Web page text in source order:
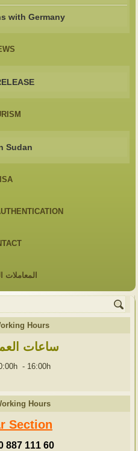
with Germany
Sudan
المعاملات
Hours
ساعات
- 16:00h
Hours
Section
111 60